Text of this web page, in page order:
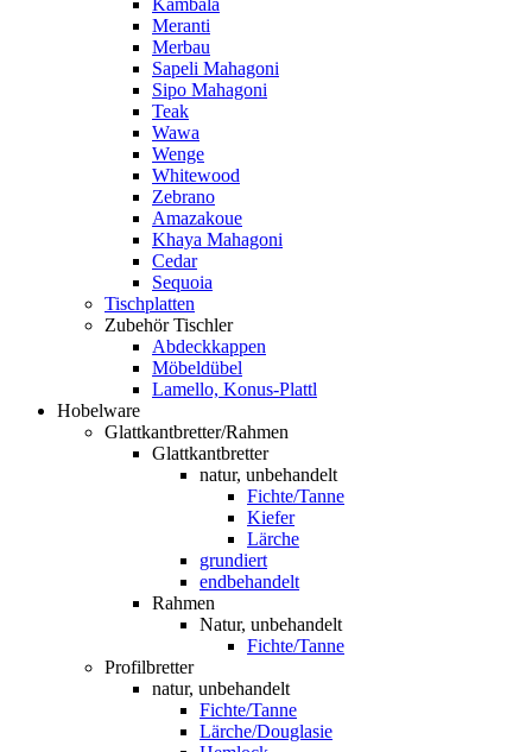
Kambala
Meranti
Merbau
Sapeli Mahagoni
Sipo Mahagoni
Teak
Wawa
Wenge
Whitewood
Zebrano
Amazakoue
Khaya Mahagoni
Cedar
Sequoia
Tischplatten
Zubehör Tischler
Abdeckkappen
Möbeldübel
Lamello, Konus-Plattl
Hobelware
Glattkantbretter/Rahmen
Glattkantbretter
natur, unbehandelt
Fichte/Tanne
Kiefer
Lärche
grundiert
endbehandelt
Rahmen
Natur, unbehandelt
Fichte/Tanne
Profilbretter
natur, unbehandelt
Fichte/Tanne
Lärche/Douglasie